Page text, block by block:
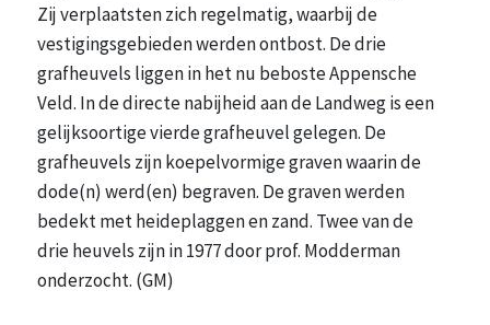
Zij verplaatsten zich regelmatig, waarbij de
vestigingsgebieden werden ontbost. De drie
grafheuvels liggen in het nu beboste Appensche
Veld. In de directe nabijheid aan de Landweg is een
gelijksoortige vierde grafheuvel gelegen. De
grafheuvels zijn koepelvormige graven waarin de
dode(n) werd(en) begraven. De graven werden
bedekt met heideplaggen en zand. Twee van de
drie heuvels zijn in 1977 door prof. Modderman
onderzocht. (GM)